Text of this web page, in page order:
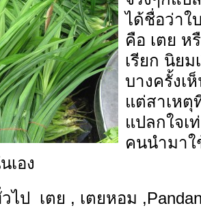
ได้ชื่อว่าใ
คือ เตย ห
เรียก นิยม
บางครั้งเ
แต่สาเหตุ
แปลกใจเ
คนนำมา
เอง
ไป เตย , เตยหอม